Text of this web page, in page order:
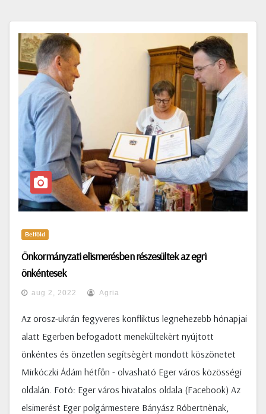
Belföld
Önkormányzati elismerésben részesültek az egri
önkéntesek
aug 2, 2022 Agria
Az orosz-ukrán fegyveres konfliktus legnehezebb hónapjai
alatt Egerben befogadott menekültekèrt nyújtott
önkéntes és önzetlen segítsègèrt mondott köszönetet
Mirkóczki Ádám hétfőn - olvasható Eger város közösségi
oldalán. Fotó: Eger város hivatalos oldala (Facebook) Az
elsimerést Eger polgármestere Bányász Róbertnènak,